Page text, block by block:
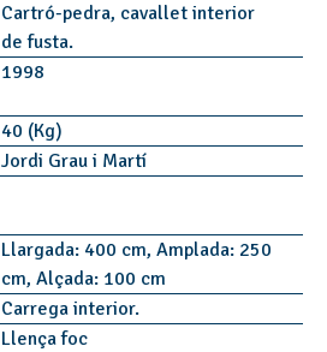
Cartró-pedra, cavallet interior
de fusta.
1998
40 (Kg)
Jordi Grau i Martí
Llargada: 400 cm, Amplada: 250
cm, Alçada: 100 cm
Carrega interior.
Llença foc